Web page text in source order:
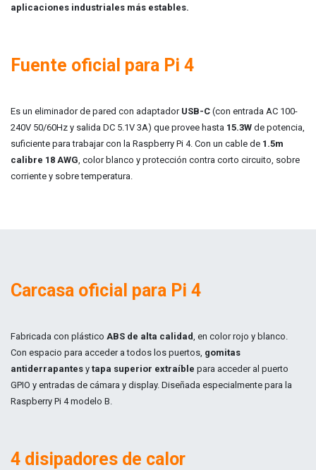
aplicaciones industriales más estables.
Fuente oficial para Pi 4
Es un eliminador de pared con adaptador USB-C (con entrada AC 100-
240V 50/60Hz y salida DC 5.1V 3A) que provee hasta 15.3W de potencia,
suficiente para trabajar con la Raspberry Pi 4. Con un cable de 1.5m
calibre 18 AWG, color blanco y protección contra corto circuito, sobre
corriente y sobre temperatura.
Carcasa oficial para Pi 4
Fabricada con plástico ABS de alta calidad, en color rojo y blanco.
Con espacio para acceder a todos los puertos, gomitas
antiderrapantes y tapa superior extraíble para acceder al puerto
GPIO y entradas de cámara y display. Diseñada especialmente para la
Raspberry Pi 4 modelo B.
4 disipadores de calor